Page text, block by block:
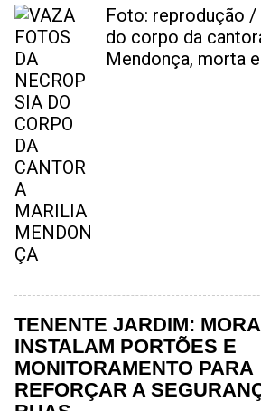
Foto: reprodução
do corpo da
Mendonça, morta
foram vazadas na
divulgação de
vendendo as
valor de R$20
assessoria da
Mendonça, se
caso. "Estamos
só em imaginar a
TENENTE JARDIM:
INSTALAM PORTÕES E
MONITORAMENTO PARA
REFORÇAR A